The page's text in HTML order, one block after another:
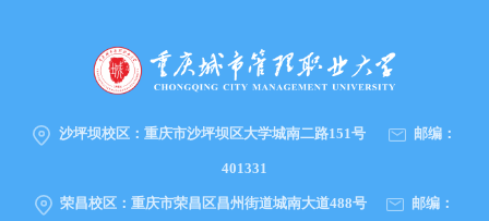
沙坪坝校区： 重庆市沙坪坝区大学城南二路151号 邮编：
401331
荣昌校区： 重庆市荣昌区昌州街道城南大道488号 邮编：